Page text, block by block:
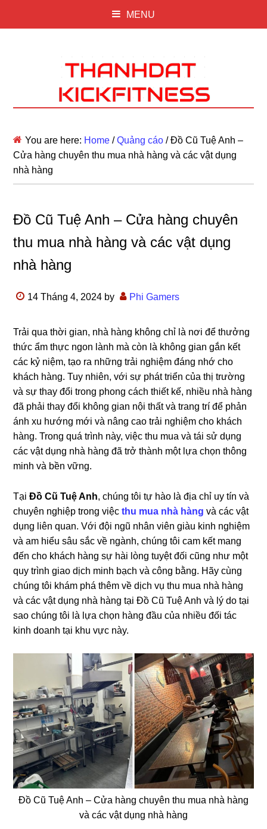
MENU
You are here: Home / Quảng cáo /Đồ Cũ Tuệ Anh –
Cửa hàng chuyên thu mua nhà hàng và các vật dụng
nhà hàng
Đồ Cũ Tuệ Anh – Cửa hàng chuyên
thu mua nhà hàng và các vật dụng
nhà hàng
14 Tháng 4, 2024 by Phi Gamers
Trải qua thời gian, nhà hàng không chỉ là nơi để thưởng
thức ẩm thực ngon lành mà còn là không gian gắn kết
các kỷ niệm, tạo ra những trải nghiệm đáng nhớ cho
khách hàng. Tuy nhiên, với sự phát triển của thị trường
và sự thay đổi trong phong cách thiết kế, nhiều nhà hàng
đã phải thay đổi không gian nội thất và trang trí để phản
ánh xu hướng mới và nâng cao trải nghiệm cho khách
hàng. Trong quá trình này, việc thu mua và tái sử dụng
các vật dụng nhà hàng đã trở thành một lựa chọn thông
minh và bền vững.
TạiĐồ Cũ Tuệ Anh, chúng tôi tự hào là địa chỉ uy tín và
chuyên nghiệp trong việcthu mua nhà hàng và các vật
dụng liên quan. Với đội ngũ nhân viên giàu kinh nghiệm
và am hiểu sâu sắc về ngành, chúng tôi cam kết mang
đến cho khách hàng sự hài lòng tuyệt đối cũng như một
quy trình giao dịch minh bạch và công bằng. Hãy cùng
chúng tôi khám phá thêm về dịch vụ thu mua nhà hàng
và các vật dụng nhà hàng tại Đồ Cũ Tuệ Anh và lý do tại
sao chúng tôi là lựa chọn hàng đầu của nhiều đối tác
kinh doanh tại khu vực này.
Đồ Cũ Tuệ Anh – Cửa hàng chuyên thu mua nhà hàng
và các vật dụng nhà hàng